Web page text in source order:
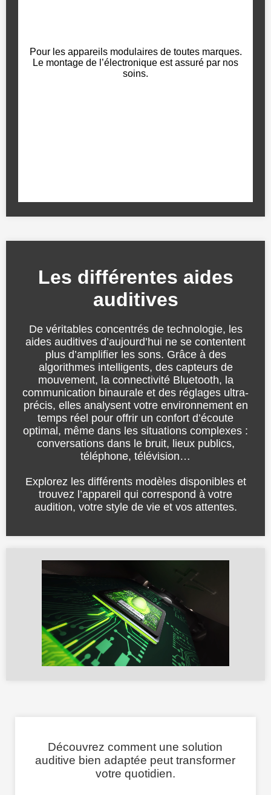
Les différentes aides
auditives
De véritables concentrés de technologie, les
aides auditives d’aujourd’hui ne se contentent
plus d’amplifier les sons. Grâce à des
algorithmes intelligents, des capteurs de
mouvement, la connectivité Bluetooth, la
communication binaurale et des réglages ultra-
précis, elles analysent votre environnement en
temps réel pour offrir un confort d’écoute
optimal, même dans les situations complexes :
conversations dans le bruit, lieux publics,
téléphone, télévision…
Explorez les différents modèles disponibles et
trouvez l’appareil qui correspond à votre
audition, votre style de vie et vos attentes.
Découvrez comment une solution
auditive bien adaptée peut transformer
votre quotidien.